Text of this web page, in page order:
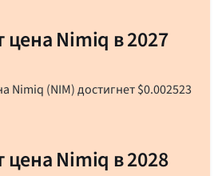
цена Nimiq в 2027
Nimiq (NIM) достигнет$0.002523
цена Nimiq в 2028